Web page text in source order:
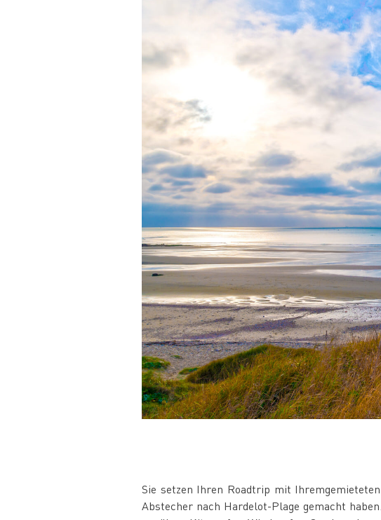
Sie setzen Ihren Roadtrip mit
Abstecher nach Hardelot-Plage gemacht